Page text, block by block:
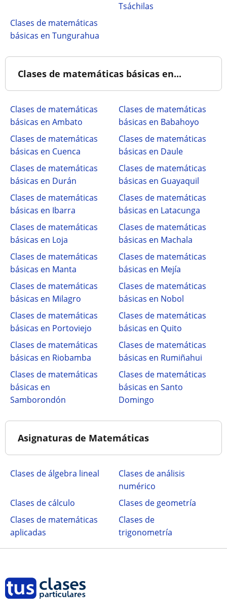
Tsáchilas
Clases de matemáticas
básicas en Tungurahua
Clases de matemáticas básicas en...
Clases de matemáticas
básicas en Ambato
Clases de matemáticas
básicas en Babahoyo
Clases de matemáticas
básicas en Cuenca
Clases de matemáticas
básicas en Daule
Clases de matemáticas
básicas en Durán
Clases de matemáticas
básicas en Guayaquil
Clases de matemáticas
básicas en Ibarra
Clases de matemáticas
básicas en Latacunga
Clases de matemáticas
básicas en Loja
Clases de matemáticas
básicas en Machala
Clases de matemáticas
básicas en Manta
Clases de matemáticas
básicas en Mejía
Clases de matemáticas
básicas en Milagro
Clases de matemáticas
básicas en Nobol
Clases de matemáticas
básicas en Portoviejo
Clases de matemáticas
básicas en Quito
Clases de matemáticas
básicas en Riobamba
Clases de matemáticas
básicas en Rumiñahui
Clases de matemáticas
básicas en
Samborondón
Clases de matemáticas
básicas en Santo
Domingo
Asignaturas de Matemáticas
Clases de álgebra lineal
Clases de análisis
numérico
Clases de cálculo
Clases de geometría
Clases de matemáticas
aplicadas
Clases de
trigonometría